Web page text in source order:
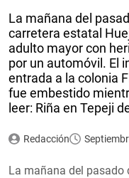
La mañana del
carretera estatal
adulto mayor con
por un automóvil. El
entrada a la colonia
fue embestido
leer: Riña en Tepeji
Redacción
La mañana del pasado